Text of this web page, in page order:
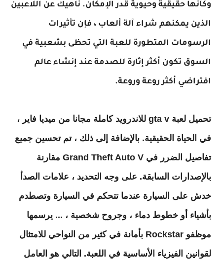
وكأنها حقيقية وحيوية قدر الإمكان. ناهيك عن اللاعبين
الذين يمكنهم شراء آلة ألعاب ، فإن تأثيرات
الرسومات المتطورة للعبة التي تحظى بشعبية في
السوق تكون أكثر إثارة للصدمة عند إنشاء عالم
افتراضي أكثر روعة وروعة.
تحميل لعبة gta v للاندرويد كاملة مجانا من ميديا فاير ،
في الحياة الحقيقية. بالإضافة إلى ذلك ، تم تحسين جميع
تفاصيل الضرر في Grand Theft Auto V مقارنة
بالإصدارات السابقة. على وجه التحديد ، علامات الصدأ
خدش على السيارة عندما تتحكم في السيارة وتصطدم
بأشياء أو خطوط دماء ، وجروح شخصية ، ... يرسمها
موظفو Rockstar بأمانة في كثير من النواحي للامتثال
لقوانين الفيزياء الأساسية في اللعبة. التالي هو العامل